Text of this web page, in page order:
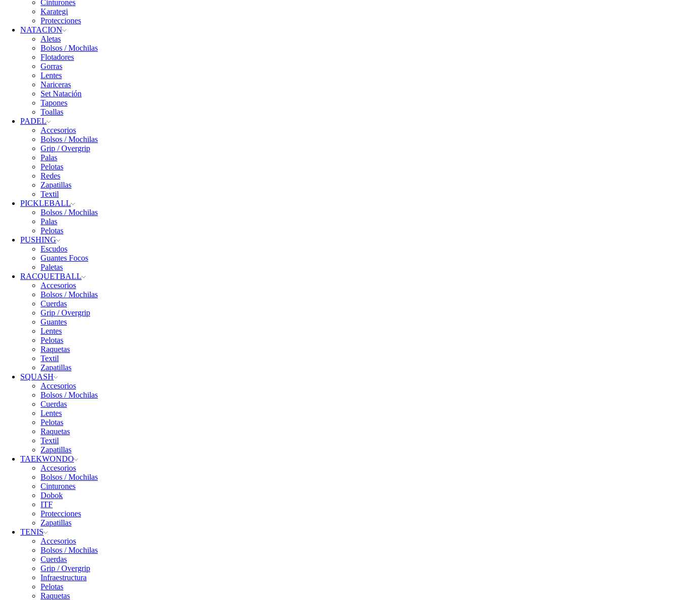
Cinturones
Karategi
Protecciones
NATACION
Aletas
Bolsos / Mochilas
Flotadores
Gorras
Lentes
Nariceras
Set Natación
Tapones
Toallas
PADEL
Accesorios
Bolsos / Mochilas
Grip / Overgrip
Palas
Pelotas
Redes
Zapatillas
Textil
PICKLEBALL
Bolsos / Mochilas
Palas
Pelotas
PUSHING
Escudos
Guantes Focos
Paletas
RACQUETBALL
Accesorios
Bolsos / Mochilas
Cuerdas
Grip / Overgrip
Guantes
Lentes
Pelotas
Raquetas
Textil
Zapatillas
SQUASH
Accesorios
Bolsos / Mochilas
Cuerdas
Lentes
Pelotas
Raquetas
Textil
Zapatillas
TAEKWONDO
Accesorios
Bolsos / Mochilas
Cinturones
Dobok
ITF
Protecciones
Zapatillas
TENIS
Accesorios
Bolsos / Mochilas
Cuerdas
Grip / Overgrip
Infraestructura
Pelotas
Raquetas